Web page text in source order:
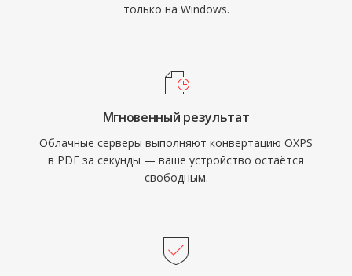
только на Windows.
Мгновенный результат
Облачные серверы выполняют конвертацию OXPS
в PDF за секунды — ваше устройство остаётся
свободным.